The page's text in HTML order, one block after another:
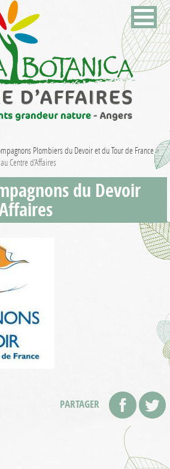
Plombiers du Devoir et du Tour de France>
Centre d’Affaires
du Devoir
PARTAGER